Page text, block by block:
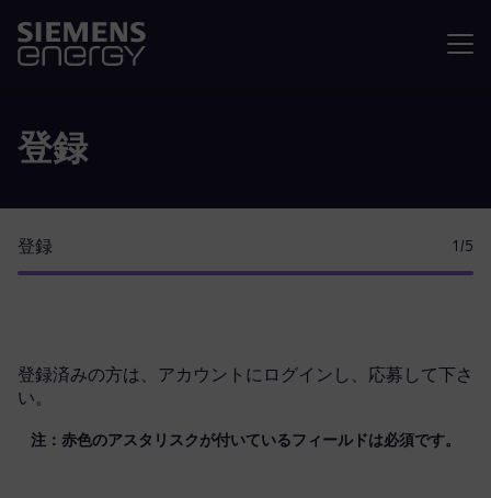
登録
登録 1 /5
登録済みの方は、 アカウントにログイン し、応募して下さ
い。
注：赤色のアスタリスクが付いているフィールドは必須です。